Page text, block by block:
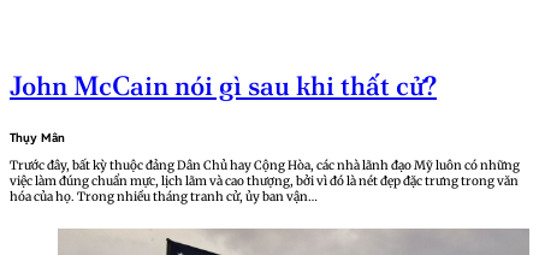
John McCain nói gì sau khi thất cử?
Thụy Mân
Trước đây, bất kỳ thuộc đảng Dân Chủ hay Cộng Hòa, các nhà lãnh đạo Mỹ luôn có những
việc làm đúng chuẩn mực, lịch lãm và cao thượng, bởi vì đó là nét đẹp đặc trưng trong văn
hóa của họ. Trong nhiều tháng tranh cử, ủy ban vận…